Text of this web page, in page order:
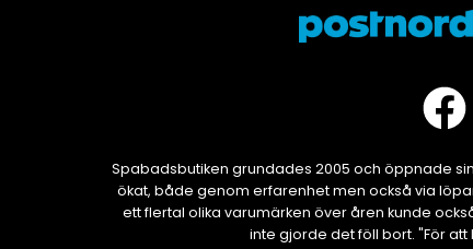
Spabadsbutiken grundades 2005 och öppnade
ökat, både genom erfarenhet men också via
ett flertal olika varumärken över åren kunde
inte gjorde det föll bort. "För